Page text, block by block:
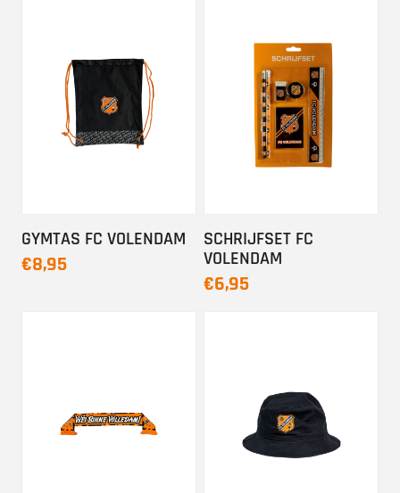
GYMTAS FC VOLENDAM
€8,95
SCHRIJFSET FC
VOLENDAM
€6,95